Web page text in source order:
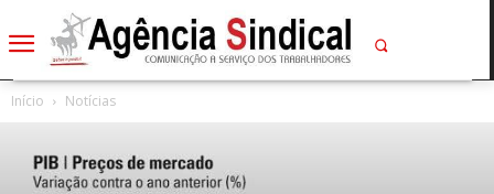
Início Notícias